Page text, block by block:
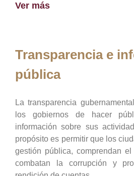
Ver más
Transparencia e
pública
La transparencia
los gobiernos de hacer
información sobre sus
propósito es permitir que los
gestión pública, comprendan
combatan la corrupción y